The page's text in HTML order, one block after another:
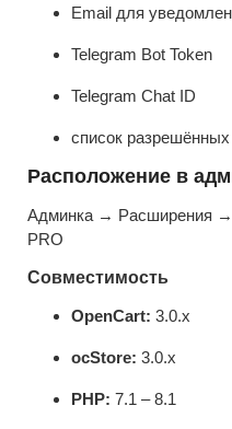
Email для
Telegram Bot Token
Telegram Chat ID
список
Расположение в
Админка → Расширения
PRO
Совместимость
OpenCart: 3.0.x
ocStore: 3.0.x
PHP: 7.1 – 8.1